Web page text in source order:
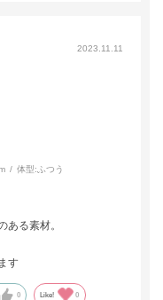
2023.11.11
体型:ふつう
ある素材。
す
0 Like! 0